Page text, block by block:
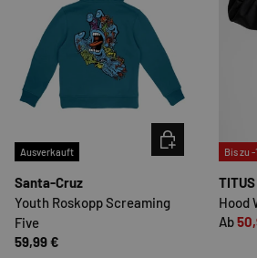
Ausverkauft
Santa-Cruz
Youth Roskopp Screaming
Five
59,99 €
OPTIONEN
Bis zu -
TITUS
Hood
Ab